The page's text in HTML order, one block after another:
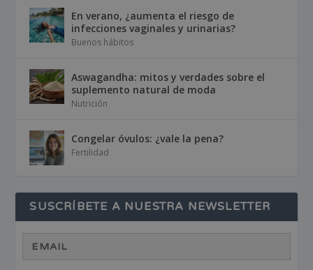
En verano, ¿aumenta el riesgo de
infecciones vaginales y urinarias?
Buenos hábitos
Aswagandha: mitos y verdades sobre el
suplemento natural de moda
Nutrición
Congelar óvulos: ¿vale la pena?
Fertilidad
SUSCRÍBETE A NUESTRA NEWSLETTER